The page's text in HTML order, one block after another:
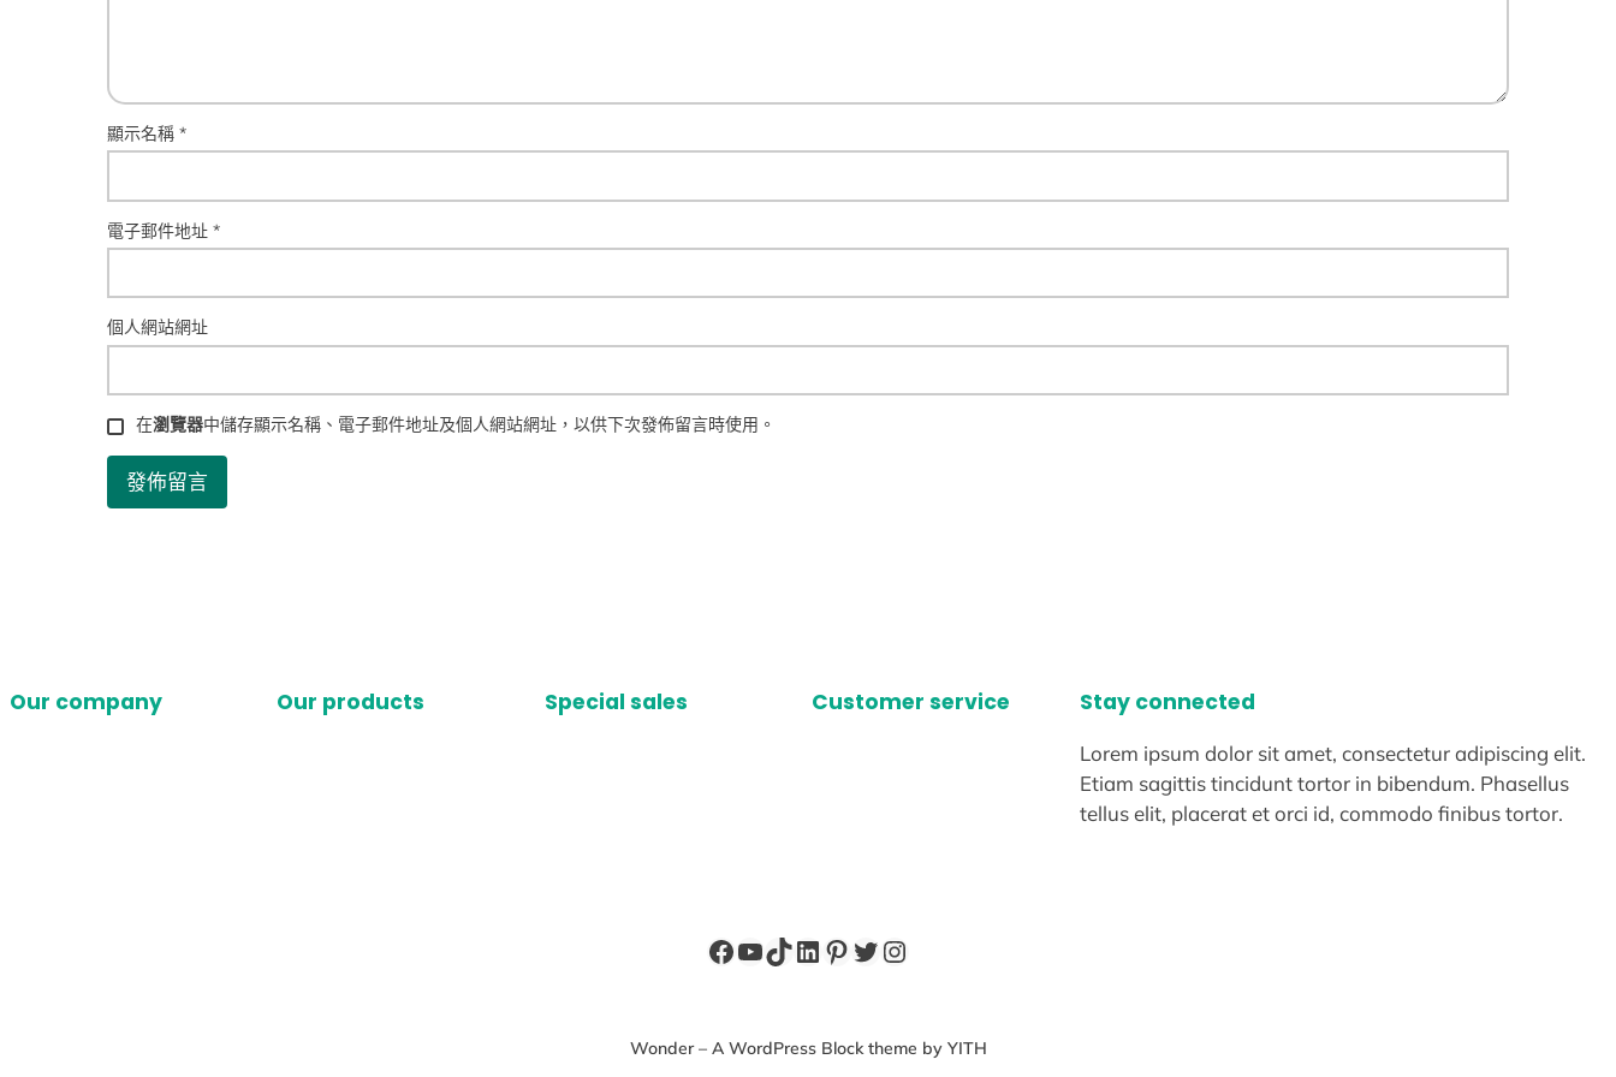
顯示名稱 *
電子郵件地址 *
個人網站網址
在瀏覽器中儲存顯示名稱、電子郵件地址及個人網站網址，以供下次發佈留言時使用。
Our company Our products Special sales Customer service Stay connected
Lorem ipsum dolor sit amet, consectetur adipiscing elit.
Etiam sagittis tincidunt tortor in bibendum. Phasellus
tellus elit, placerat et orci id, commodo finibus tortor.
Facebook
YouTube
TikTok
LinkedIn
Pinterest
X Instagram
Wonder – A WordPress Block theme by YITH